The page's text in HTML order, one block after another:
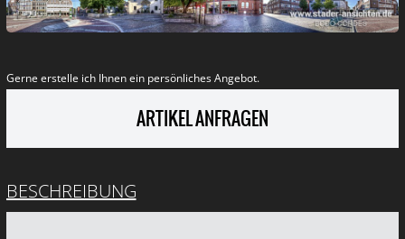
NEUE MOTIVE
STADER WELTEN
Gerne erstelle ich Ihnen ein persönliches Angebot.
ARTIKEL ANFRAGEN
BESCHREIBUNG